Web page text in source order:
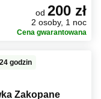
od 200 zł
2 osoby, 1 noc
Cena gwarantowana
godzin
Zakopane